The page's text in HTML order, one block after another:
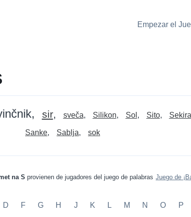
Empezar el
sir sveča Silikon Sol Sito Sekira
Sanke Sablja sok
na S provienen de jugadores del juego de palabras Juego de
D F G H J K L M N O P